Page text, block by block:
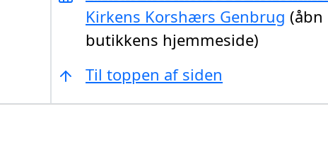
Kirkens Korshærs Genbrug (åbn
butikkens hjemmeside)
Til toppen af siden